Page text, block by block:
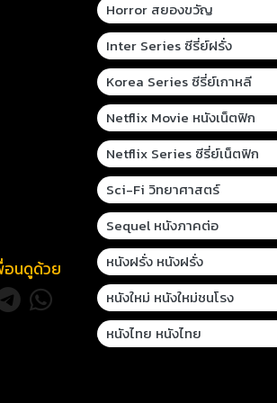
อนดูด้วย
Horror สยองขวัญ
Inter Series ซีรี่ย์ฝรั่ง
Korea Series ซีรี่ย์เกาหลี
Netflix Movie หนังเน็ตฟิก
Netflix Series ซีรี่ย์เน็ตฟิก
Sci-Fi วิทยาศาสตร์
Sequel หนังภาคต่อ
หนังฝรั่ง หนังฝรั่ง
หนังใหม่ หนังใหม่ชนโรง
หนังไทย หนังไทย